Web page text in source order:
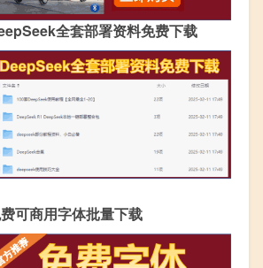
全套部署资料免费下载
可商用字体批量下载